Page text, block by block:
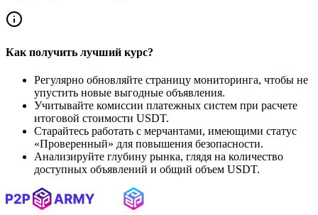
Как получить лучший курс?
Регулярно обновляйте страницу мониторинга, чтобы не
упустить новые выгодные объявления.
Учитывайте комиссии платежных систем при расчете
итоговой стоимости USDT.
Старайтесь работать с мерчантами, имеющими статус
«Проверенный» для повышения безопасности.
Анализируйте глубину рынка, глядя на количество
доступных объявлений и общий объем USDT.